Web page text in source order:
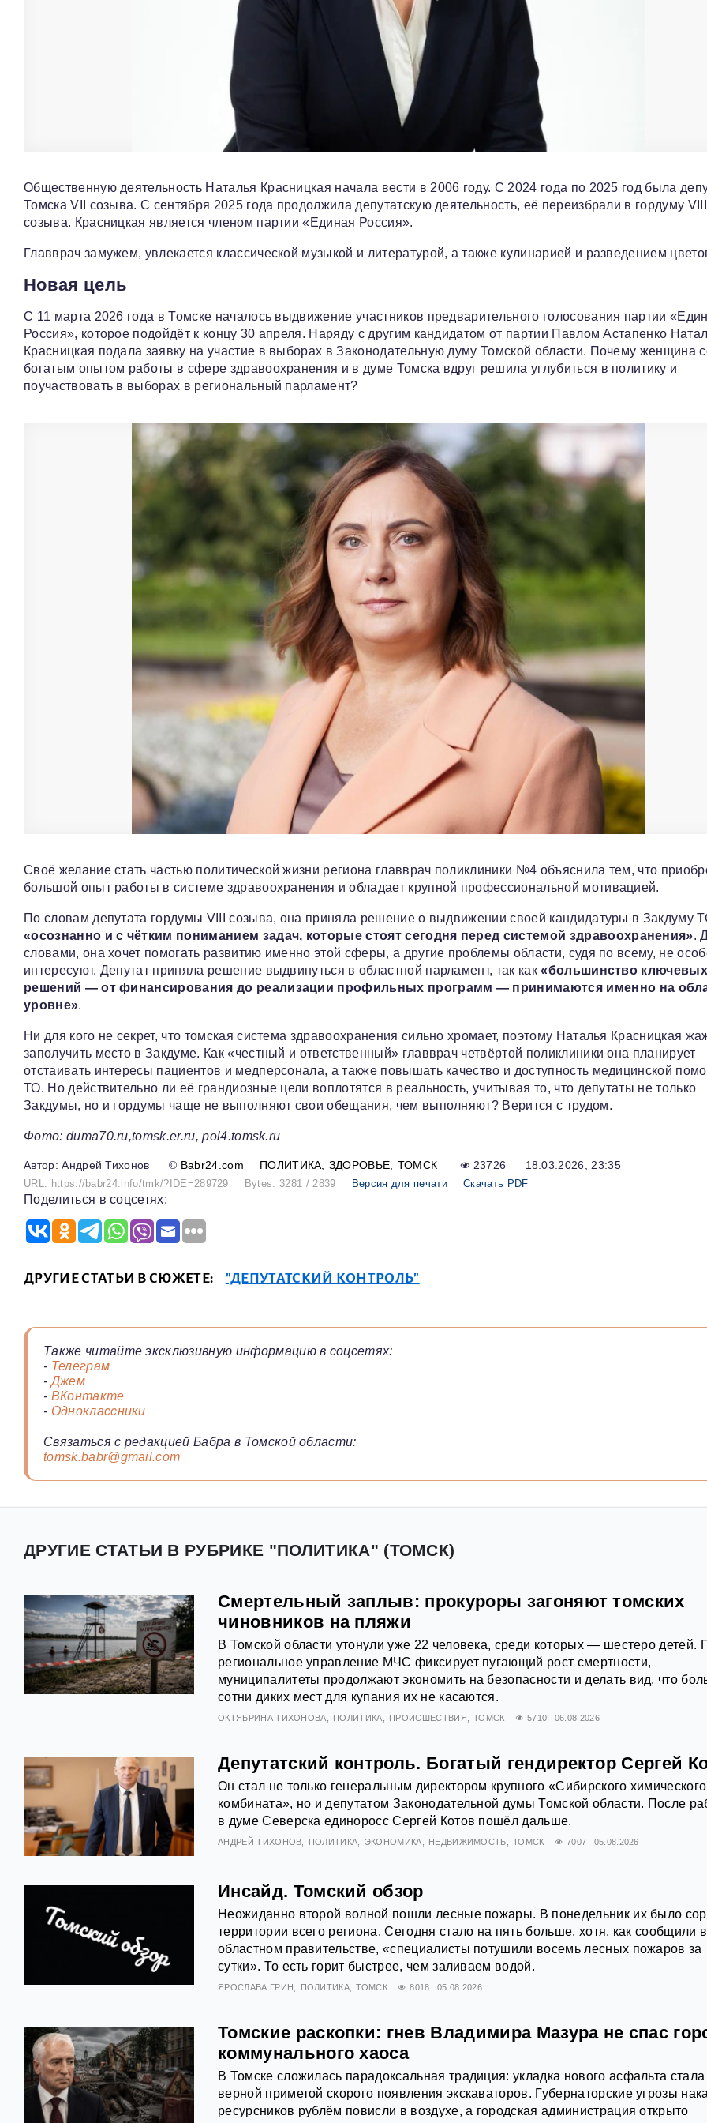
Общественную деятельность Наталья Красницкая начала вести в 2006 году. С 2024 года по 2025 год была
Томска VII созыва. С сентября 2025 года продолжила депутатскую деятельность, её переизбрали в гордуму VIII
созыва. Красницкая является членом партии «Единая Россия».
Главврач замужем, увлекается классической музыкой и литературой, а также кулинарией и разведением
Новая цель
С 11 марта 2026 года в Томске началось выдвижение участников предварительного голосования партии
Россия», которое подойдёт к концу 30 апреля. Наряду с другим кандидатом от партии Павлом Астапенко
Красницкая подала заявку на участие в выборах в Законодательную думу Томской области. Почему женщина
богатым опытом работы в сфере здравоохранения и в думе Томска вдруг решила углубиться в политику и
поучаствовать в выборах в региональный парламент?
Своё желание стать частью политической жизни региона главврач поликлиники №4 объяснила тем, что
большой опыт работы в системе здравоохранения и обладает крупной профессиональной мотивацией.
По словам депутата гордумы VIII созыва, она приняла решение о выдвижении своей кандидатуры в Закдуму
«осознанно и с чётким пониманием задач, которые стоят сегодня перед системой здравоохранения».
словами, она хочет помогать развитию именно этой сферы, а другие проблемы области, судя по всему, не
интересуют. Депутат приняла решение выдвинуться в областной парламент, так как«большинство ключевых
решений — от финансирования до реализации профильных программ — принимаются именно на
уровне».
Ни для кого не секрет, что томская система здравоохранения сильно хромает, поэтому Наталья Красницкая
заполучить место в Закдуме. Как «честный и ответственный» главврач четвёртой поликлиники она планирует
отстаивать интересы пациентов и медперсонала, а также повышать качество и доступность медицинской
ТО. Но действительно ли её грандиозные цели воплотятся в реальность, учитывая то, что депутаты не только
Закдумы, но и гордумы чаще не выполняют свои обещания, чем выполняют? Верится с трудом.
Фото: duma70.ru,tomsk.er.ru, pol4.tomsk.ru
Андрей Тихонов © Babr24.com ПОЛИТИКА ЗДОРОВЬЕ ТОМСК 23726 18.03.2026, 23:35
URL: https://babr24.info/tmk/?IDE=289729 Bytes: 3281 / 2839 Версия для печати Скачать PDF
Поделиться в соцсетях:
ДРУГИЕ СТАТЬИ В СЮЖЕТЕ: "ДЕПУТАТСКИЙ КОНТРОЛЬ"
Также читайте эксклюзивную информацию в соцсетях:
- Телеграм
-Джем
- ВКонтакте
- Одноклассники
Связаться с редакцией Бабра в Томской области:
tomsk.babr@gmail.com
ДРУГИЕ СТАТЬИ В РУБРИКЕ "ПОЛИТИКА" (ТОМСК)
Смертельный заплыв: прокуроры загоняют томских
чиновников на пляжи
В Томской области утонули уже 22 человека, среди которых — шестеро детей.
региональное управление МЧС фиксирует пугающий рост смертности,
муниципалитеты продолжают экономить на безопасности и делать вид, что
сотни диких мест для купания их не касаются.
ОКТЯБРИНА ТИХОНОВА ПОЛИТИКА ПРОИСШЕСТВИЯ ТОМСК 5710 06.08.2026
Депутатский контроль. Богатый гендиректор Сергей
Он стал не только генеральным директором крупного «Сибирского химического
комбината», но и депутатом Законодательной думы Томской области. После
в думе Северска единоросс Сергей Котов пошёл дальше.
АНДРЕЙ ТИХОНОВ ПОЛИТИКА ЭКОНОМИКА НЕДВИЖИМОСТЬ ТОМСК 7007 05.08.2026
Инсайд. Томский обзор
Неожиданно второй волной пошли лесные пожары. В понедельник их было
территории всего региона. Сегодня стало на пять больше, хотя, как сообщили в
областном правительстве, «специалисты потушили восемь лесных пожаров за
сутки». То есть горит быстрее, чем заливаем водой.
ЯРОСЛАВА ГРИН ПОЛИТИКА ТОМСК 8018 05.08.2026
Томские раскопки: гнев Владимира Мазура не спас
коммунального хаоса
В Томске сложилась парадоксальная традиция: укладка нового асфальта стала
верной приметой скорого появления экскаваторов. Губернаторские угрозы
ресурсников рублём повисли в воздухе, а городская администрация открыто